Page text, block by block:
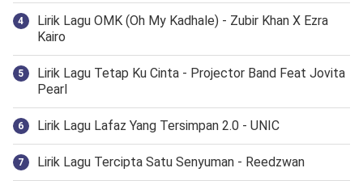
Lirik Lagu OMK (Oh My Kadhale) - Zubir Khan X Ezra
Kairo
Lirik Lagu Tetap Ku Cinta - Projector Band Feat Jovita
Pearl
Lirik Lagu Lafaz Yang Tersimpan 2.0 - UNIC
Lirik Lagu Tercipta Satu Senyuman - Reedzwan